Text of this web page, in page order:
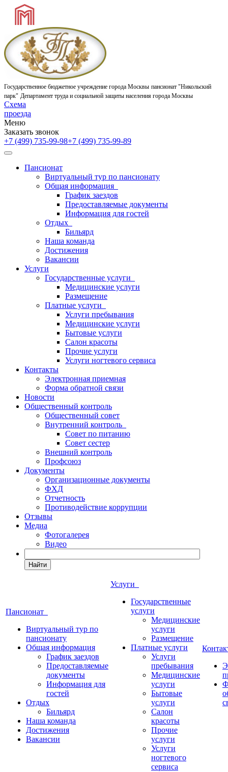
Государственное бюджетное учреждение города Москвы пансионат "Никольский
парк" Департамент труда и социальной защиты населения города Москвы
Схема
проезда
Меню
Заказать звонок
+7 (499) 735-99-98+7 (499) 735-99-89
Пансионат
Виртуальный тур по пансионату
Общая информация
График заездов
Предоставляемые документы
Информация для гостей
Отдых
Бильярд
Наша команда
Достижения
Вакансии
Услуги
Государственные услуги
Медицинские услуги
Размещение
Платные услуги
Услуги пребывания
Медицинские услуги
Бытовые услуги
Салон красоты
Прочие услуги
Услуги ногтевого сервиса
Контакты
Электронная приемная
Форма обратной связи
Новости
Общественный контроль
Общественный совет
Внутренний контроль
Совет по питанию
Совет сестер
Внешний контроль
Профсоюз
Документы
Организационные документы
ФХД
Отчетность
Противодействие коррупции
Отзывы
Медиа
Фотогалерея
Видео
Найти
Пансионат
Виртуальный тур по
пансионату
Общая информация
График заездов
Предоставляемые
документы
Информация для
гостей
Отдых
Бильярд
Наша команда
Достижения
Вакансии
Услуги
Государственные
услуги
Медицинские
услуги
Размещение
Платные услуги
Услуги
пребывания
Медицинские
услуги
Бытовые
услуги
Салон
красоты
Прочие
услуги
Услуги
ногтевого
сервиса